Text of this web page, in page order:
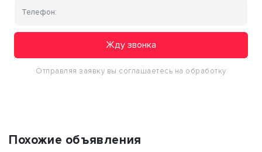
Жду звонка
Отправляя заявку вы соглашаетесь на обработку
Похожие объявления